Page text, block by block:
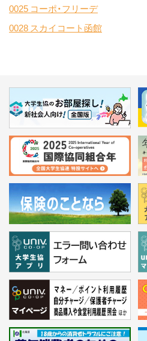
0025 コーポ・フリーデ
0028 スカイコート函館